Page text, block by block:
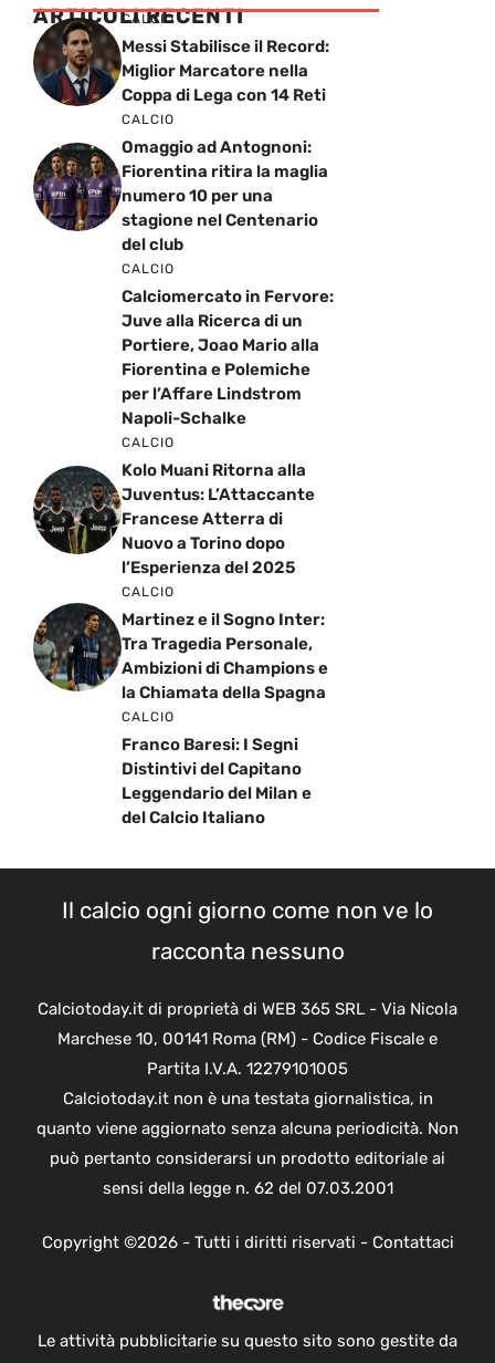
ARTICOLI RECENTI
CALCIO
Messi Stabilisce il Record:
Miglior Marcatore nella
Coppa di Lega con 14 Reti
CALCIO
Omaggio ad Antognoni:
Fiorentina ritira la maglia
numero 10 per una
stagione nel Centenario
del club
CALCIO
Calciomercato in Fervore:
Juve alla Ricerca di un
Portiere, Joao Mario alla
Fiorentina e Polemiche
per l’Affare Lindstrom
Napoli-Schalke
CALCIO
Kolo Muani Ritorna alla
Juventus: L’Attaccante
Francese Atterra di
Nuovo a Torino dopo
l’Esperienza del 2025
CALCIO
Martinez e il Sogno Inter:
Tra Tragedia Personale,
Ambizioni di Champions e
la Chiamata della Spagna
CALCIO
Franco Baresi: I Segni
Distintivi del Capitano
Leggendario del Milan e
del Calcio Italiano
Il calcio ogni giorno come non ve lo
racconta nessuno
Calciotoday.it di proprietà di WEB 365 SRL - Via Nicola
Marchese 10, 00141 Roma (RM) - Codice Fiscale e
Partita I.V.A. 12279101005
Calciotoday.it non è una testata giornalistica, in
quanto viene aggiornato senza alcuna periodicità. Non
può pertanto considerarsi un prodotto editoriale ai
sensi della legge n. 62 del 07.03.2001
Copyright ©2026 - Tutti i diritti riservati - Contattaci
Le attività pubblicitarie su questo sito sono gestite da